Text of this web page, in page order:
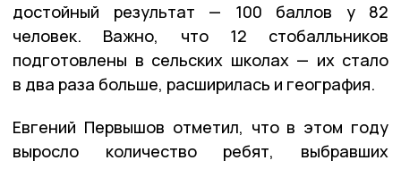
достойный результат — 100 баллов у 82
человек. Важно, что 12 стобалльников
подготовлены в сельских школах — их стало
в два раза больше, расширилась и география.
Евгений Первышов отметил, что в этом году
выросло количество ребят, выбравших